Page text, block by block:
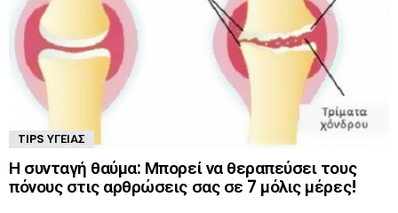
TIPS ΥΓΕΊΑΣ
Η συνταγή θαύμα: Μπορεί να θεραπεύσει τους
πόνους στις αρθρώσεις σας σε 7 μόλις μέρες!